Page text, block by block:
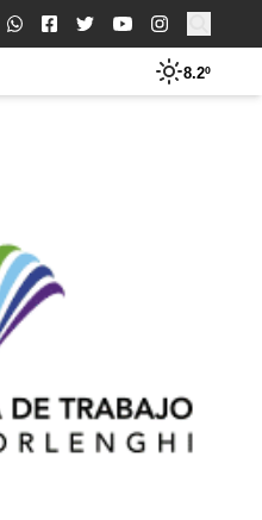
Buscar:
8.2º